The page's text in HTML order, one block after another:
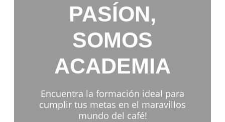
PASÍON,
SOMOS
ACADEMIA
Encuentra la formación ideal para
cumplir tus metas en el maravillos
mundo del café!